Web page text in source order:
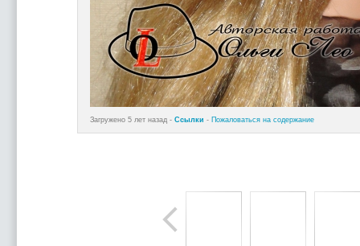
Загружено 5 лет назад - Ссылки - Пожаловаться на содержание